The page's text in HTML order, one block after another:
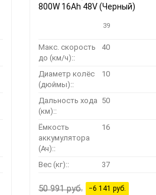
800W 16Ah 48V (Черный)
39
Макс. скорость
до (км/ч)::
40
Диаметр колёс
(дюймы)::
10
Дальность хода
(км)::
50
Ёмкость
аккумулятора
(Ач)::
16
Вес (кг):: 37
50 991 руб. −6 141 руб.